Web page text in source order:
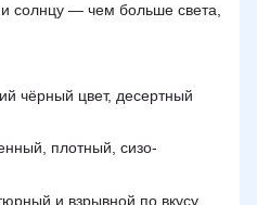
солнцу — чем больше света,
чёрный цвет, десертный
плотный, сизо-
и взрывной по вкусу